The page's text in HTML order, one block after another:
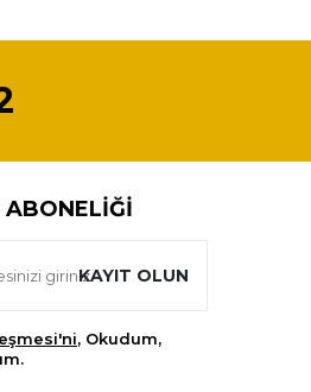
ABONELIĞI
KAYIT OLUN
, Okudum,